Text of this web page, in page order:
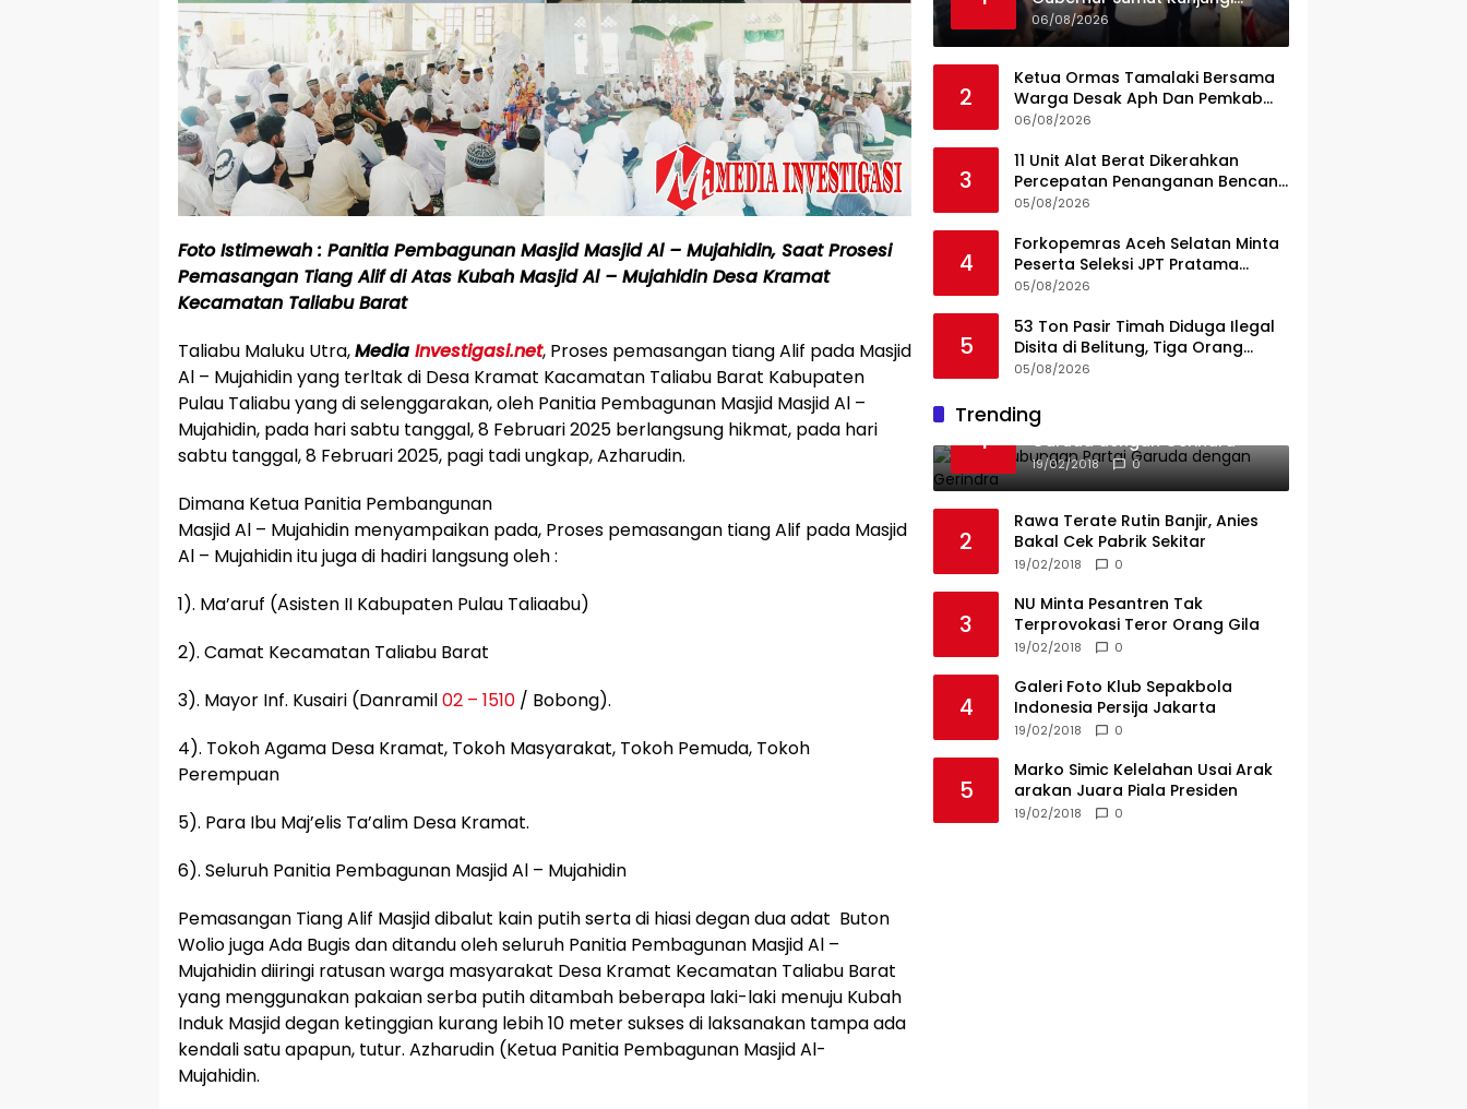
Foto Istimewah : Panitia Pembagunan Masjid Masjid Al – Mujahidin, Saat Prosesi
Pemasangan Tiang Alif di Atas Kubah Masjid Al – Mujahidin Desa Kramat
Kecamatan Taliabu Barat
Taliabu Maluku Utra,Media Investigasi.net, Proses pemasangan tiang Alif pada Masjid
Al – Mujahidin yang terltak di Desa Kramat Kacamatan Taliabu Barat Kabupaten
Pulau Taliabu yang di selenggarakan, oleh Panitia Pembagunan Masjid Masjid Al –
Mujahidin, pada hari sabtu tanggal, 8 Februari 2025 berlangsung hikmat, pada hari
sabtu tanggal, 8 Februari 2025, pagi tadi ungkap, Azharudin.
Dimana Ketua Panitia Pembangunan
Masjid Al – Mujahidin menyampaikan pada, Proses pemasangan tiang Alif pada Masjid
Al – Mujahidin itu juga di hadiri langsung oleh :
1). Ma’aruf (Asisten II Kabupaten Pulau Taliaabu)
2). Camat Kecamatan Taliabu Barat
3). Mayor Inf. Kusairi (Danramil02 – 1510 / Bobong).
4). Tokoh Agama Desa Kramat, Tokoh Masyarakat, Tokoh Pemuda, Tokoh
Perempuan
5). Para Ibu Maj’elis Ta’alim Desa Kramat.
6). Seluruh Panitia Pembagunan Masjid Al – Mujahidin
Pemasangan Tiang Alif Masjid dibalut kain putih serta di hiasi degan dua adat Buton
Wolio juga Ada Bugis dan ditandu oleh seluruh Panitia Pembagunan Masjid Al –
Mujahidin diiringi ratusan warga masyarakat Desa Kramat Kecamatan Taliabu Barat
yang menggunakan pakaian serba putih ditambah beberapa laki-laki menuju Kubah
Induk Masjid degan ketinggian kurang lebih 10 meter sukses di laksanakan tampa ada
kendali satu apapun, tutur. Azharudin (Ketua Panitia Pembagunan Masjid Al-
Mujahidin.
UPTD Puskesmas Lahewa
06/08/2026
2
Ketua Ormas Tamalaki Bersama
Warga Desak Aph Dan Pemkab
Konsel Tangkap Pelaku Angkut
PT KAP Melintas Jalan Umum
06/08/2026
3
11 Unit Alat Berat Dikerahkan
Percepatan Penanganan Bencana
di Kelurahan Sipange Kecamatan
05/08/2026
4
Forkopemras Aceh Selatan Minta
Peserta Seleksi JPT Pratama
Andalkan Kompetensi dan
05/08/2026
5
53 Ton Pasir Timah Diduga Ilegal
Disita di Belitung, Tiga Orang
Diamankan, Dua Masih Diburu
05/08/2026
Trending
1
Ini Dia Hubungan Partai
Garuda dengan Gerindra
19/02/2018 0
2
Rawa Terate Rutin Banjir, Anies
Bakal Cek Pabrik Sekitar
19/02/2018 0
3
NU Minta Pesantren Tak
Terprovokasi Teror Orang Gila
19/02/2018 0
4
Galeri Foto Klub Sepakbola
Indonesia Persija Jakarta
19/02/2018 0
5
Marko Simic Kelelahan Usai Arak
arakan Juara Piala Presiden
19/02/2018 0